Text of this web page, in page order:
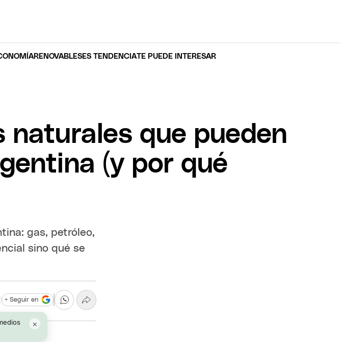
RENOVABLESES TENDENCIATE PUEDE INTERESAR
naturales que pueden
(y por qué
gas, petróleo,
sino qué se
×
+ Seguir en